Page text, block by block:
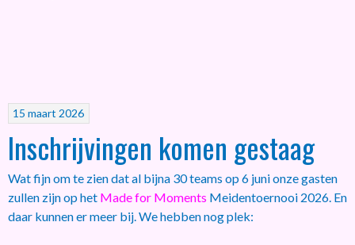
15 maart 2026
Inschrijvingen komen gestaag
Wat fijn om te zien dat al bijna 30 teams op 6 juni onze gasten
zullen zijn op het Made for Moments Meidentoernooi 2026. En
daar kunnen er meer bij. We hebben nog plek: